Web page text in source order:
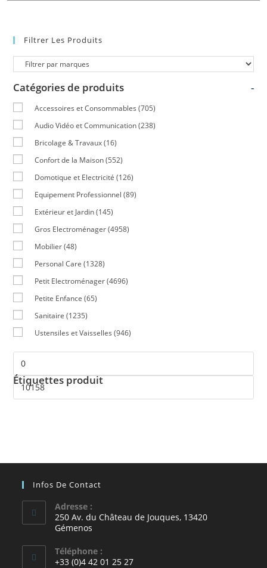
Filtrer Les Produits
Catégories de produits -
Accessoires et Consommables (705)
Audio Vidéo et Communication (238)
Bricolage & Travaux (16)
Confort de la Maison (552)
Domotique et Electricité (126)
Equipement Professionnel (89)
Extérieur et Jardin (145)
Gros Electroménager (4958)
Mobilier (48)
Personal Care (1328)
Petit Electroménager (4696)
Petite Enfance (65)
Sanitaire (1235)
Ustensiles et Vaisselles (946)
Étiquettes produit
Infos De Contact
Adresse :
250 Av. du Château de Jouques, 13420
Gémenos
Téléphone :
+33 (0)4 42 01 25 27